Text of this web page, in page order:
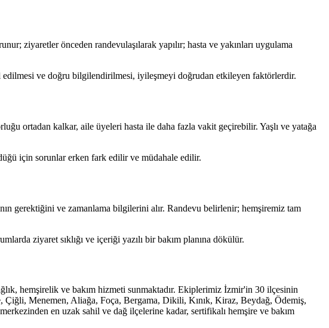
ziyaretler önceden randevulaşılarak yapılır; hasta ve yakınları uygulama
edilmesi ve doğru bilgilendirilmesi, iyileşmeyi doğrudan etkileyen faktörlerdir.
ortadan kalkar, aile üyeleri hasta ile daha fazla vakit geçirebilir. Yaşlı ve yatağa
için sorunlar erken fark edilir ve müdahale edilir.
gerektiğini ve zamanlama bilgilerini alır. Randevu belirlenir; hemşiremiz tam
ziyaret sıklığı ve içeriği yazılı bir bakım planına dökülür.
hemşirelik ve bakım hizmeti sunmaktadır. Ekiplerimiz İzmir'in 30 ilçesinin
Çiğli, Menemen, Aliağa, Foça, Bergama, Dikili, Kınık, Kiraz, Beydağ, Ödemiş,
en uzak sahil ve dağ ilçelerine kadar, sertifikalı hemşire ve bakım